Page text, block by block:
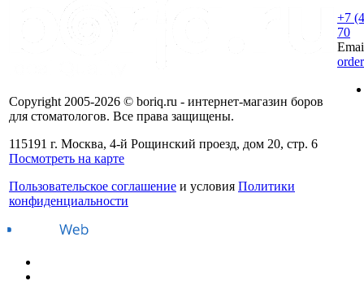
Copyright 2005-2026 © boriq.ru - интернет-магазин боров
для стоматологов. Все права защищены.
115191 г. Москва, 4-й Рощинский проезд, дом 20, стр. 6
Посмотреть на карте
Пользовательское соглашение и условия Политики
конфиденциальности
+7
70